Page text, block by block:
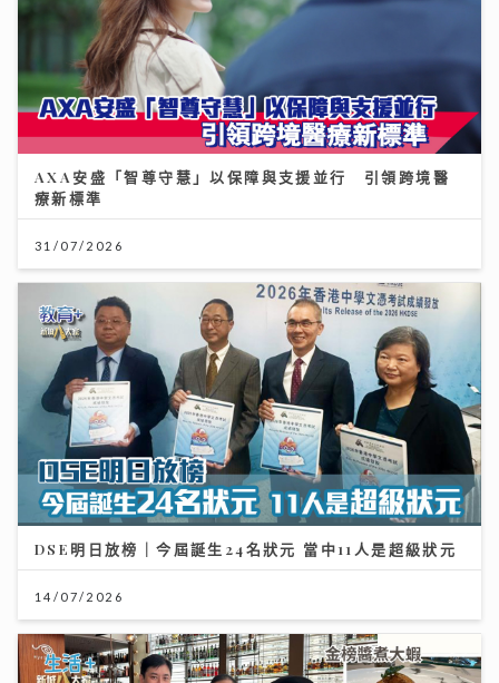
AXA安盛「智尊守慧」以保障與支援並行 引領跨境醫
療新標準
31/07/2026
DSE明日放榜｜今屆誕生24名狀元 當中11人是超級狀元
14/07/2026